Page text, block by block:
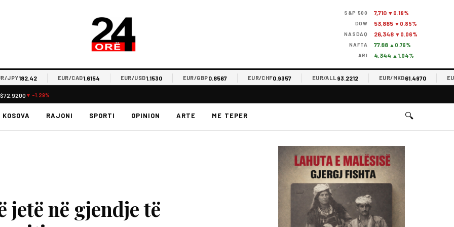
S&P 500 7,710 ▼0.18%
DOW 53,885 ▼0.85%
NASDAQ 26,348 ▼0.06%
NAFTA 77.88 ▲0.76%
ARI 4,344 ▲1.04%
182.42 EUR/CAD1.6154 EUR/USD1.1530 EUR/GBP0.8567 EUR/CHF0.9357 EUR/ALL93.2212 EUR/MKD61.4970 EUR/
$72.9200 ▼ -1.29%
KOSOVA RAJONI SPORTI OPINION ARTE ME TEPER 🔍
jetë në gjendje të